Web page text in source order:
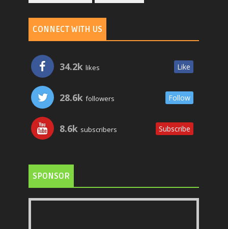
CONNECT WITH US
34.2k likes Like
28.6k followers Follow
8.6k subscribers Subscribe
SPONSOR